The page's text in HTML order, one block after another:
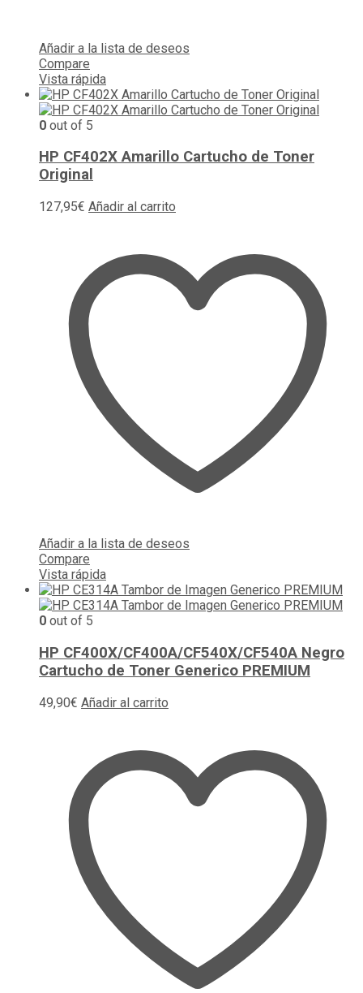
Añadir a la lista de deseos
Compare
Vista rápida
0 out of 5
HP CF402X Amarillo Cartucho de Toner
Original
127,95€ Añadir al carrito
Añadir a la lista de deseos
Compare
Vista rápida
0 out of 5
HP CF400X/CF400A/CF540X/CF540A Negro
Cartucho de Toner Generico PREMIUM
49,90€ Añadir al carrito